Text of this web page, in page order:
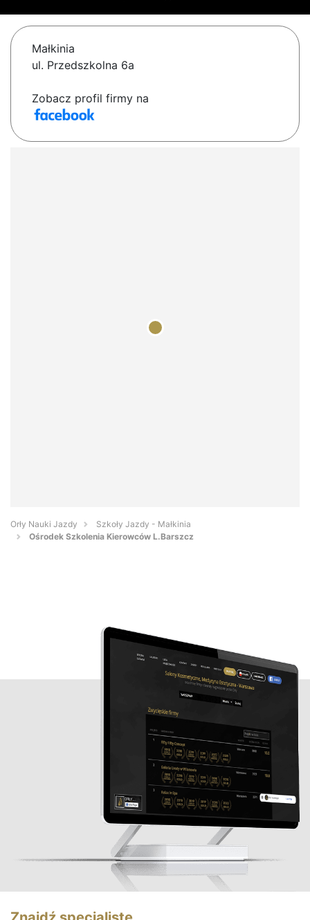
Małkinia
ul. Przedszkolna 6a
Zobacz profil firmy na
Orły Nauki Jazdy
Szkoły Jazdy - Małkinia
Ośrodek Szkolenia Kierowców L.Barszcz